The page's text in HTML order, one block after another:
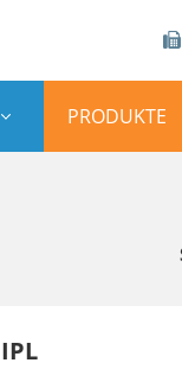

PRODUKTE
IPL